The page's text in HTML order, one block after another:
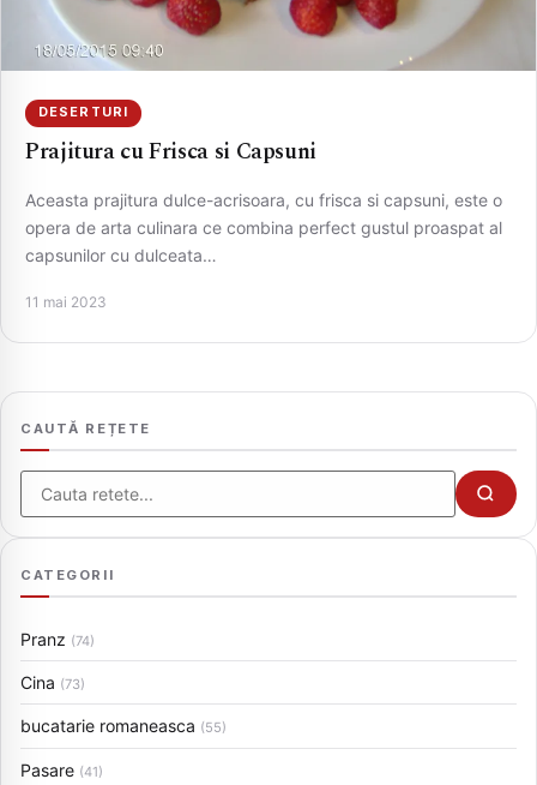
DESERTURI
Prajitura cu Frisca si Capsuni
Aceasta prajitura dulce-acrisoara, cu frisca si capsuni, este o
opera de arta culinara ce combina perfect gustul proaspat al
capsunilor cu dulceata…
11 mai 2023
CAUTĂ REȚETE
Cauta
CATEGORII
Pranz (74)
Cina (73)
bucatarie romaneasca (55)
Pasare (41)